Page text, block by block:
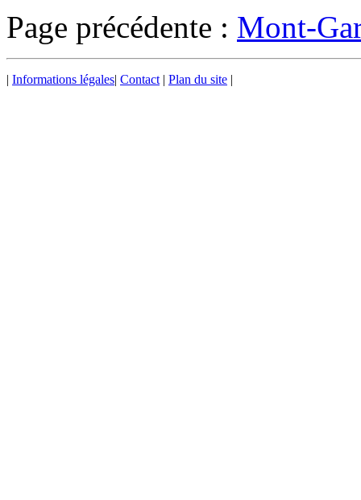
Page précédente : Mont-
| Informations légales| Contact | Plan du site |